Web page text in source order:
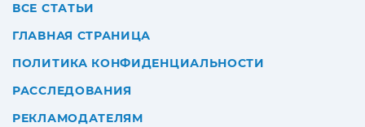
ВСЕ СТАТЬИ
ГЛАВНАЯ СТРАНИЦА
ПОЛИТИКА КОНФИДЕНЦИАЛЬНОСТИ
РАССЛЕДОВАНИЯ
РЕКЛАМОДАТЕЛЯМ